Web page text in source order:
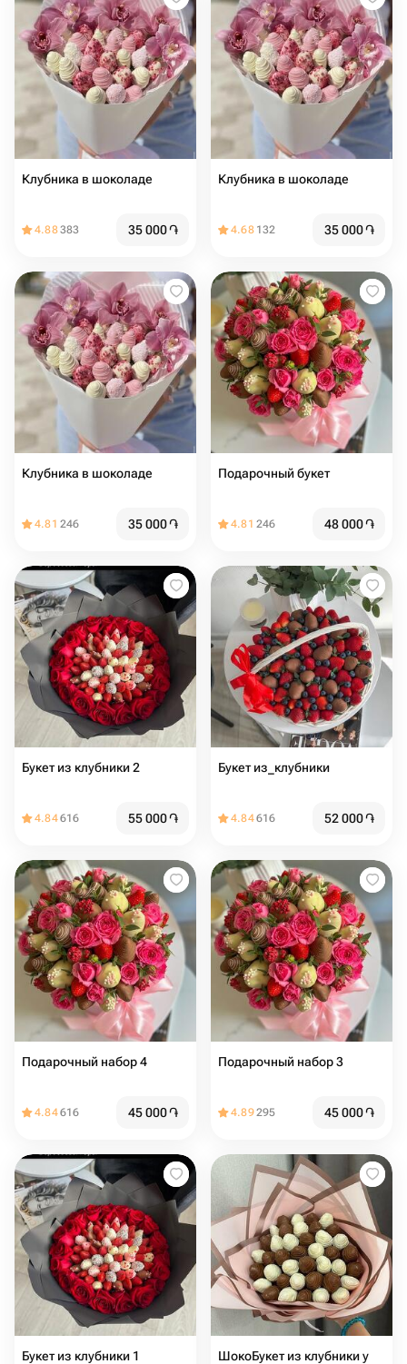
Клубника в шоколаде
4.88383 35 000֏
Клубника в шоколаде
4.68 132 35 000֏
Клубника в шоколаде
4.81 246 35 000֏
Подарочный букет
4.81 246 48 000֏
Букет из клубники 2
4.84616 55 000֏
Букет из_клубники
4.84616 52 000֏
Подарочный набор 4
4.84616 45 000֏
Подарочный набор 3
4.89295 45 000֏
Букет из клубники 1
ШокоБукет из клубники у